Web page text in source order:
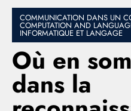
COMMUNICATION DANS UN
COMPUTATION AND
INFORMATIQUE ET LANGAGE
Où en
dans la